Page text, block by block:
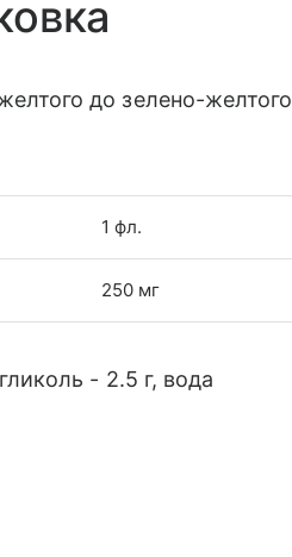
до зелено-желтого
1 фл.
250 мг
- 2.5 г, вода